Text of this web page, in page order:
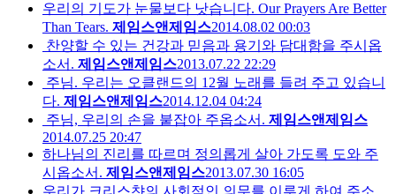
우리의 기도가 눈물보다 낫습니다. Our Prayers Are Better
Than Tears. 제임스앤제임스2014.08.02 00:03
찬양할 수 있는 건강과 믿음과 용기와 담대함을 주시옵
소서. 제임스앤제임스2013.07.22 22:29
주님. 우리는 오클랜드의 12월 노래를 들려 주고 있습니
다. 제임스앤제임스2014.12.04 04:24
주님, 우리의 손을 붙잡아 주옵소서. 제임스앤제임스
2014.07.25 20:47
하나님의 진리를 따르며 정의롭게 살아 가도록 도와 주
시옵소서. 제임스앤제임스2013.07.30 16:05